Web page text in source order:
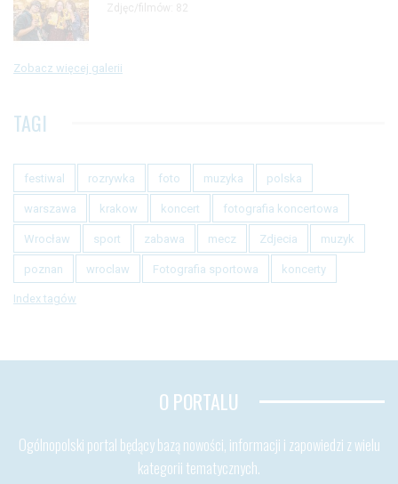
Zdjęc/filmów: 82
Zobacz więcej galerii
TAGI
festiwal rozrywka foto muzyka polska
warszawa krakow koncert fotografia koncertowa
Wrocław sport zabawa mecz Zdjecia muzyk
poznan wroclaw Fotografia sportowa koncerty
Index tagów
O PORTALU
Ogólnopolski portal będący bazą nowości, informacji i zapowiedzi z wielu
kategorii tematycznych.